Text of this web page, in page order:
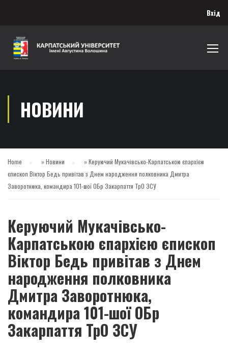
Вхід
НОВИНИ
Home »Новини »Керуючий Мукачівсько-Карпатською єпархією
єпископ Віктор Бедь привітав з Днем народження полковника Дмитра
Заворотнюка, командира 101-шої ОБр Закарпаття ТрО ЗСУ
Керуючий Мукачівсько-
Карпатською єпархією єпископ
Віктор Бедь привітав з Днем
народження полковника
Дмитра Заворотнюка,
командира 101-шої ОБр
Закарпаття ТрО ЗСУ